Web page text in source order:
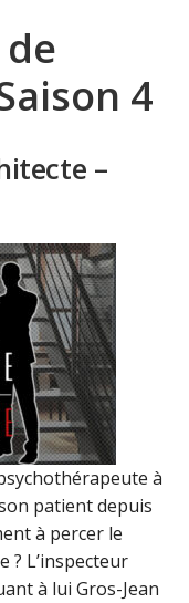
4
–
à
patient depuis
à percer le
? L’inspecteur
à lui Gros-Jean